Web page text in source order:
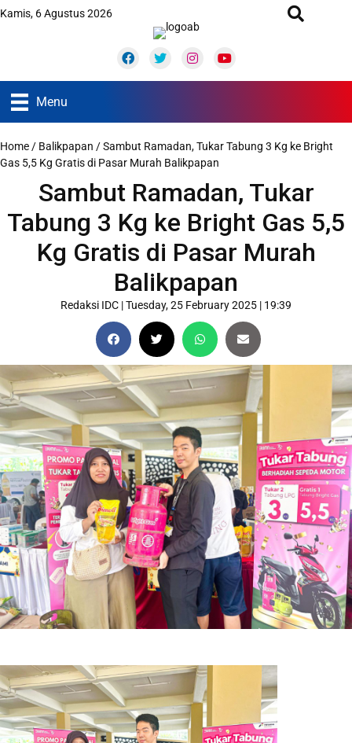
Kamis, 6 Agustus 2026
FacebookTwitter InstagramYoutube
Menu
Home / Balikpapan /Sambut Ramadan, Tukar Tabung 3 Kg ke Bright
Gas 5,5 Kg Gratis di Pasar Murah Balikpapan
Sambut Ramadan, Tukar
Tabung 3 Kg ke Bright Gas 5,5
Kg Gratis di Pasar Murah
Balikpapan
Redaksi IDC |Tuesday, 25 February 2025 | 19:39